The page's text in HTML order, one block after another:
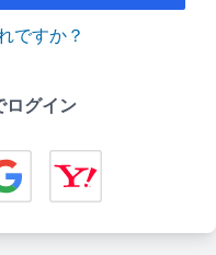
ですか？
ログイン